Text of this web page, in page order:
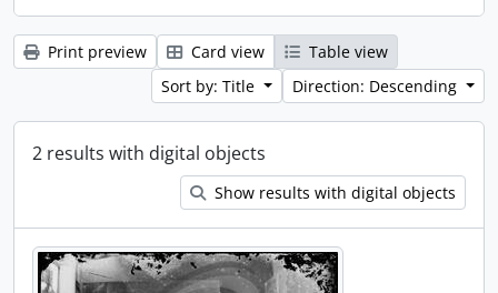
Print preview Card view
Table view
Sort by: Title
Direction: Descending
2 results with digital objects
Show results with digital objects